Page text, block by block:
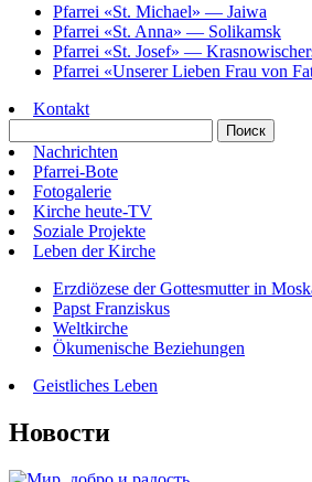
Pfarrei «St. Michael» — Jaiwa
Pfarrei «St. Anna» — Solikamsk
Pfarrei «St. Josef» —
Pfarrei «Unserer Lieben Frau von
Kontakt
Nachrichten
Pfarrei-Bote
Fotogalerie
Kirche heute-TV
Soziale Projekte
Leben der Kirche
Erzdiözese der Gottesmutter in
Papst Franziskus
Weltkirche
Ökumenische Beziehungen
Geistliches Leben
Новости